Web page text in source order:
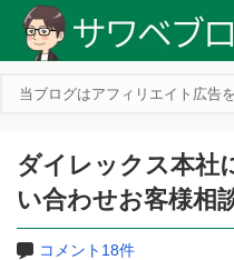
当ブログはアフィリエイト広告
ダイレックス本社
い合わせお客様相
コメント18件